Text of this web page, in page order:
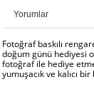
Yorumlar
Fotoğraf baskılı
doğum günü hediyesi
fotoğraf ile hediye
yumuşacık ve kalıcı